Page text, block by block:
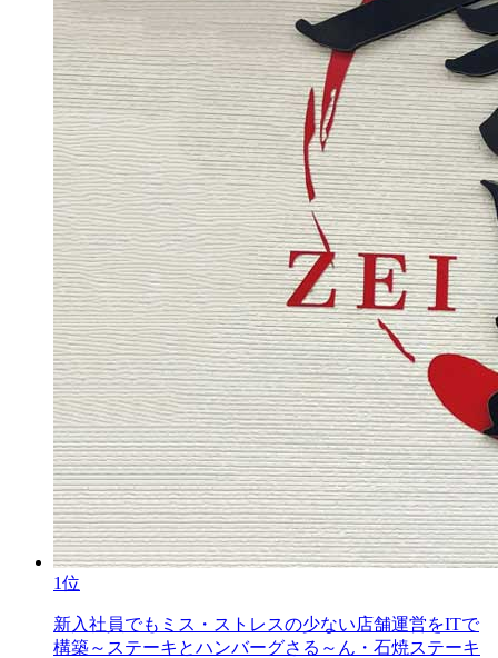
1位
新入社員でもミス・ストレスの少ない店舗運営をITで
構築～ステーキとハンバーグさる～ん・石焼ステーキ